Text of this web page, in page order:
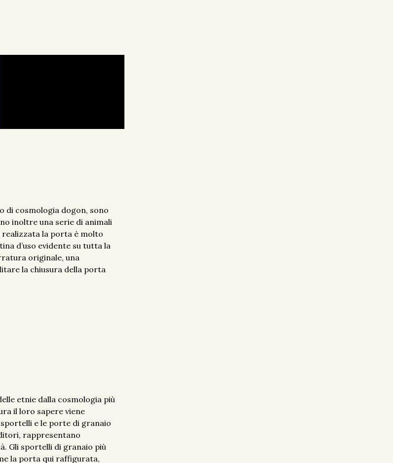
di cosmologia dogon, sono
inoltre una serie di animali
realizzata la porta è molto
d’uso evidente su tutta la
originale, una
la chiusura della porta
etnie dalla cosmologia più
il loro sapere viene
e le porte di granaio
rappresentano
Gli sportelli di granaio più
la porta qui raffigurata,